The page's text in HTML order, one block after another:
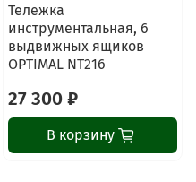
Тележка
инструментальная, 6
выдвижных ящиков
OPTIMAL NT216
27 300 ₽
В корзину